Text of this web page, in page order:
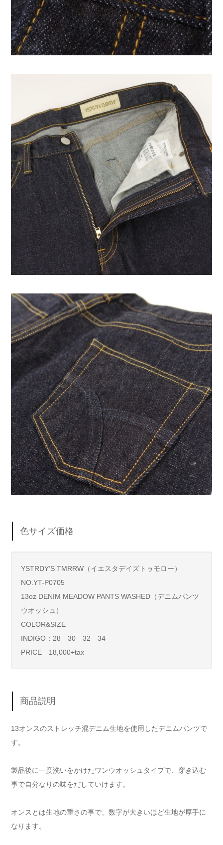
色サイズ価格
YSTRDY’S TMRRW（イエスタデイズトゥモロー）
NO.YT-P0705
13oz DENIM MEADOW PANTS WASHED（デニムパンツ
ウオッシュ）
COLOR&SIZE
INDIGO：28 30 32 34
PRICE 18,000+tax
商品説明
13オンスのストレッチ混デニム生地を使用したデニムパンツで
す。
製品後に一度洗いをかけたワンウオッシュタイプで、穿き込む
事で自分なりの味をだしていけます。
オンスとは生地の重さの事で、数字が大きいほど生地が厚手に
なります。